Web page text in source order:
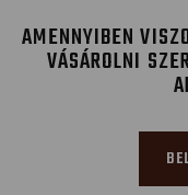
AMENNYIBEN
VÁSÁROLNI